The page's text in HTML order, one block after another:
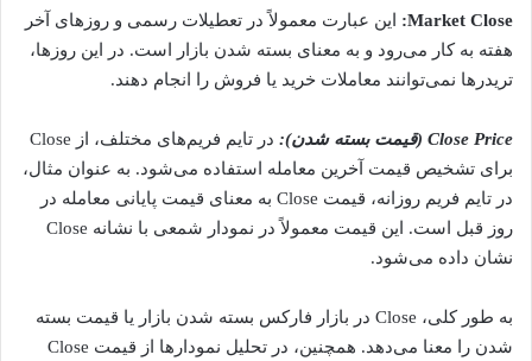
Market Close:
این عبارت معمولاً در تعطیلات رسمی و روزهای آخر
هفته به کار می‌رود و به معنای بسته شدن بازار است. در این روزها،
تریدرها نمی‌توانند معاملات خرید یا فروش را انجام دهند.
Close Price (قیمت بسته شدن):
در تایم فریم‌های مختلف، از Close
برای تشخیص قیمت آخرین معامله استفاده می‌شود. به عنوان مثال،
در تایم فریم روزانه، قیمت Close به معنای قیمت پایانی معامله در
روز قبل است. این قیمت معمولاً در نمودار شمعی با نشانه Close
نشان داده می‌شود.
به طور کلی، Close در بازار فارکس بسته شدن بازار یا قیمت بسته
شدن را معنا می‌دهد. همچنین، در تحلیل نمودارها از قیمت Close